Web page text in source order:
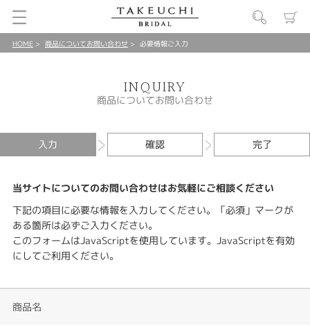
HOME 商品についてお問い合わせ 必要情報ご入力
INQUIRY
商品についてお問い合わせ
入力 確認 完了
当サイトについてのお問い合わせはお気軽にご相談ください
下記の項目に必要な情報を入力してください。「必須」マークが
ある箇所は必ずご入力ください。
このフォームはJavaScriptを使用しています。JavaScriptを有効
にしてご利用ください。
商品名